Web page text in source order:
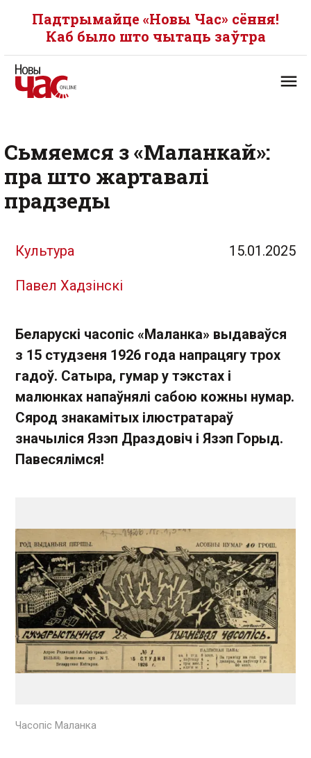
Падтрымайце «Новы Час» сёння!
Каб было што чытаць заўтра
Сьмяемся з «Маланкай»:
пра што жартавалі
прадзеды
Культура 15.01.2025
Павел Хадзінскі
Беларускі часопіс «Маланка» выдаваўся
з 15 студзеня 1926 года напрацягу трох
гадоў. Сатыра, гумар у тэкстах і
малюнках напаўнялі сабою кожны нумар.
Сярод знакамітых ілюстратараў
значыліся Язэп Драздовіч і Язэп Горыд.
Павесялімся!
Часопіс Маланка